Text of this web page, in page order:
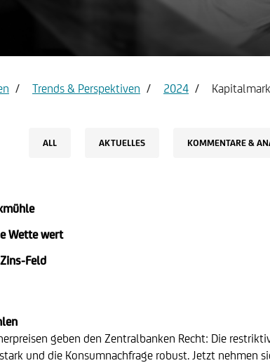
Trends & Perspektiven 2024
ALL AKTUELLES KOMMENTARE &
Wette wert
Feld
geben den Zentralbanken Recht: Die
und die Konsumnachfrage robust. Jetzt nehmen